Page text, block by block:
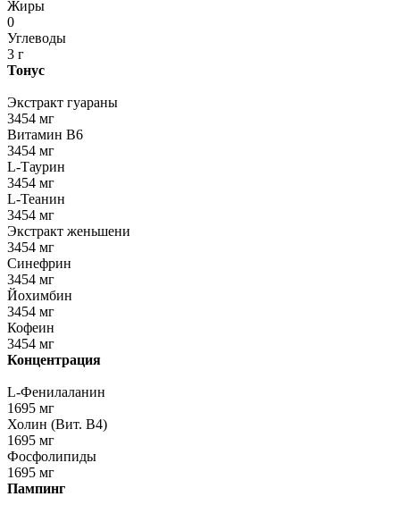
Жиры
0
Углеводы
3 г
Тонус
Экстракт гуараны
3454 мг
Витамин В6
3454 мг
L-Таурин
3454 мг
L-Теанин
3454 мг
Экстракт женьшени
3454 мг
Синефрин
3454 мг
Йохимбин
3454 мг
Кофеин
3454 мг
Концентрация
L-Фенилаланин
1695 мг
Холин (Вит. В4)
1695 мг
Фосфолипиды
1695 мг
Пампинг